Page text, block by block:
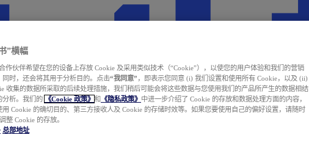
”横幅
作伙伴希望在您的设备上存放 Cookie 及采用类似技术（“Cookie”），以使您的用户体验和我们的营销
同时，还会将其用于分析目的。点击“我同意” ，即表示您同意 (i) 我们设置和使用所有 Cookie，以及 (ii)
收集的数据所采取的后续处理措施，我们稍后可能会将这些数据与您使用我们的产品所产生的数据相结
分析。我们的
《Cookie 政策》 和 《隐私政策》 中进一步介绍了 Cookie 的存放和数据处理方面的内容，
用 Cookie 的确切目的、第三方接收人及 Cookie 的存储时效等。如果您要使用自己的偏好设置，请随时
整 Cookie 的存放。
总部地址